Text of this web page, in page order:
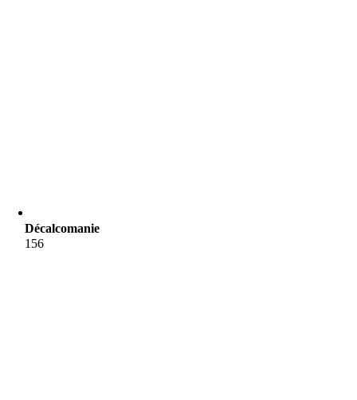
Décalcomanie
156